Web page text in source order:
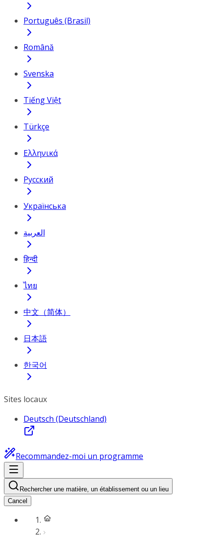
Português (Brasil)
Română
Svenska
Tiếng Việt
Türkçe
Ελληνικά
Русский
Українська
العربية
हिन्दी
ไทย
中文（简体）
日本語
한국어
Sites locaux
Deutsch (Deutschland)
Recommandez-moi un programme
Rechercher une matière, un établissement ou un lieu
Cancel